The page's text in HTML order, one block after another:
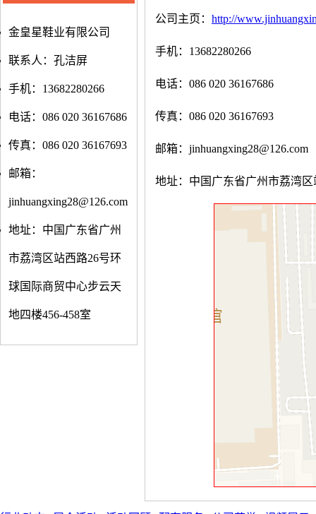
金皇星鞋业有限公司
联系人：孔洁屏
手机：13682280266
电话：086 020 36167686
传真：086 020 36167693
邮箱：
jinhuangxing28@126.com
地址：中国广东省广州
市荔湾区站西路26号环
球国际商贸中心步云天
地四楼456-458室
公司主页： http://
手机：13682280266
电话：086 020 36167686
传真：086 020 36167693
邮箱：jinhuangxing28@126.com
地址：中国广东省广州市荔湾